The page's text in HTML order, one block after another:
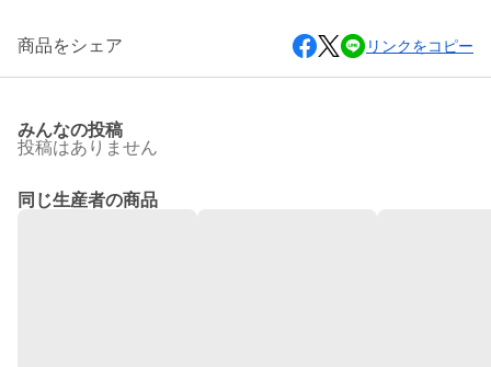
商品をシェア リンクをコピー
みんなの投稿
投稿はありません
同じ生産者の商品